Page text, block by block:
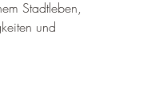
Stadtleben,
und